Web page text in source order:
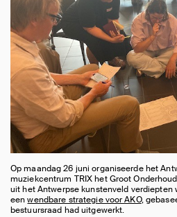
Op maandag 26 juni organiseerde het
muziekcentrum TRIX het Groot
uit het Antwerpse kunstenveld verdiepten
eenwendbare strategie voor AKO,
bestuursraad had uitgewerkt.